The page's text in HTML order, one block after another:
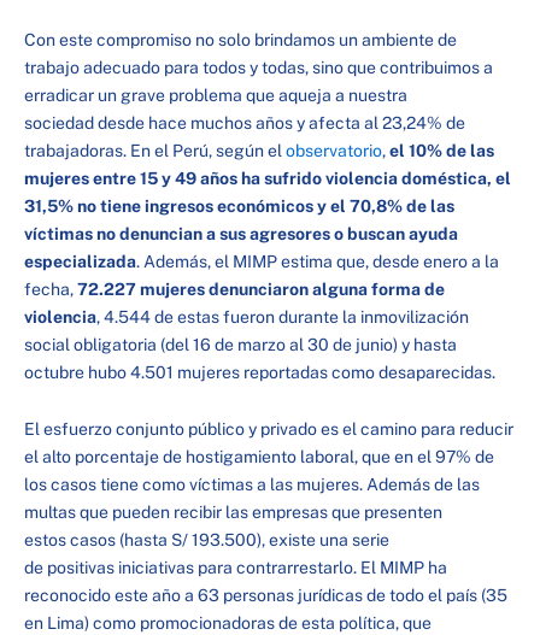
Con este compromiso no solo brindamos un ambiente de
trabajo adecuado para todos y todas, sino que contribuimos a
erradicar un grave problema que aqueja a nuestra
sociedad desde hace muchos años y afecta al 23,24% de
trabajadoras. En el Perú, según el observatorio,el 10% de las
mujeres entre 15 y 49 años ha sufrido violencia doméstica, el
31,5% no tiene ingresos económicos y el 70,8% de las
víctimas no denuncian a sus agresores o buscan ayuda
especializada. Además, el MIMP estima que, desde enero a la
fecha,72.227 mujeres denunciaron alguna forma de
violencia, 4.544 de estas fueron durante la inmovilización
social obligatoria (del 16 de marzo al 30 de junio) y hasta
octubre hubo 4.501 mujeres reportadas como desaparecidas.
El esfuerzo conjunto público y privado es el camino para reducir
el alto porcentaje de hostigamiento laboral, que en el 97% de
los casos tiene como víctimas a las mujeres. Además de las
multas que pueden recibir las empresas que presenten
estos casos (hasta S/ 193.500), existe una serie
de positivas iniciativas para contrarrestarlo. El MIMP ha
reconocido este año a 63 personas jurídicas de todo el país (35
en Lima) como promocionadoras de esta política, que